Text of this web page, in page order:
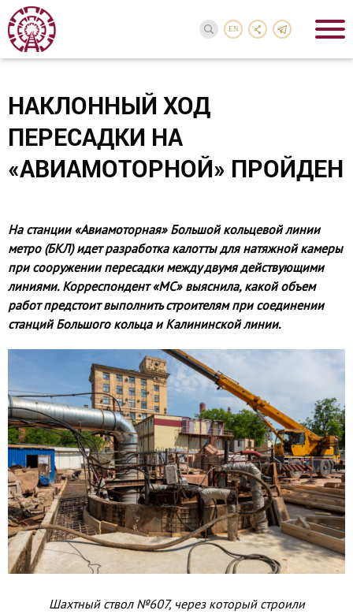
EN
НАКЛОННЫЙ ХОД
ПЕРЕСАДКИ НА
«АВИАМОТОРНОЙ» ПРОЙДЕН
На станции «Авиамоторная» Большой кольцевой линии
метро (БКЛ) идет раз­работка калотты для натяжной камеры
при сооружении пересадки между двумя действующими
линиями. Корреспондент «МС» выяснила, какой объем
работ пред­стоит выполнить строителям при соединении
станций Большого кольца и Калининской линии.
Шахтный ствол №607, через который строили